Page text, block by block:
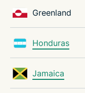
Greenland
Honduras
Jamaica